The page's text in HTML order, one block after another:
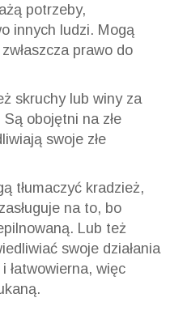
potrzeby,
innych ludzi. Mogą
prawo do
skruchy lub winy za
obojętni na złe
swoje złe
tłumaczyć kradzież,
na to, bo
Lub też
swoje działania
łatwowierna, więc